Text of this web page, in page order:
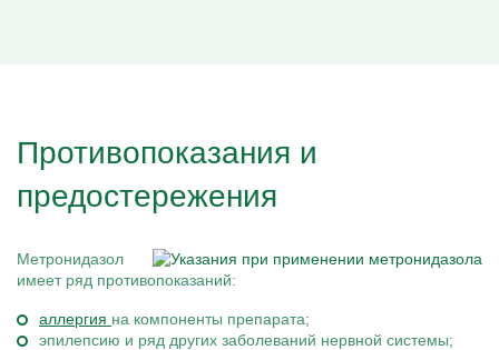
Противопоказания и
предостережения
Метронидазол
имеет ряд противопоказаний:
аллергия на компоненты препарата;
эпилепсию и ряд других заболеваний нервной системы;